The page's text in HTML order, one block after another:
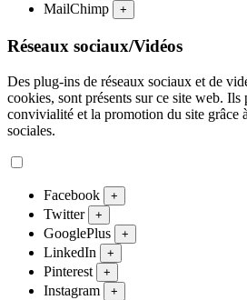
MailChimp +
Réseaux sociaux/Vidéos
Des plug-ins de réseaux sociaux et de
cookies, sont présents sur ce site web. Ils
convivialité et la promotion du site grâce
sociales.
Facebook +
Twitter +
GooglePlus +
LinkedIn +
Pinterest +
Instagram +